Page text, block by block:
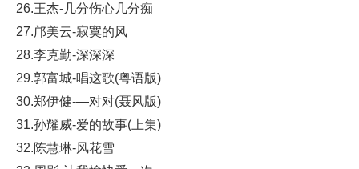
26.王杰-几分伤心几分痴
27.邝美云-寂寞的风
28.李克勤-深深深
29.郭富城-唱这歌(粤语版)
30.郑伊健-—对对(聂风版)
31.孙耀威-爱的故事(上集)
32.陈慧琳-风花雪